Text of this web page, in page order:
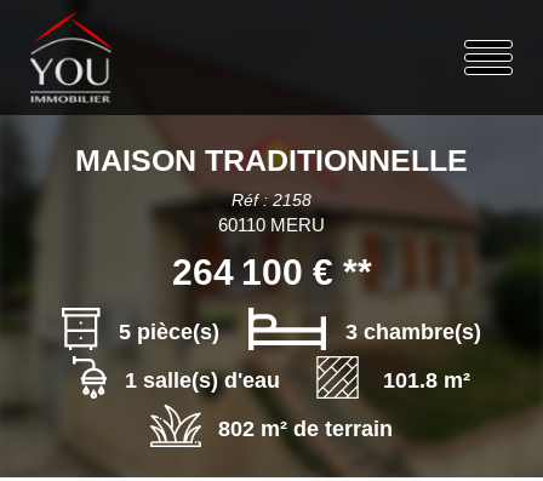
MAISON TRADITIONNELLE
Réf : 2158
60110 MERU
264 100 € **
5 pièce(s)
3 chambre(s)
1 salle(s) d'eau
101.8 m²
802 m² de terrain